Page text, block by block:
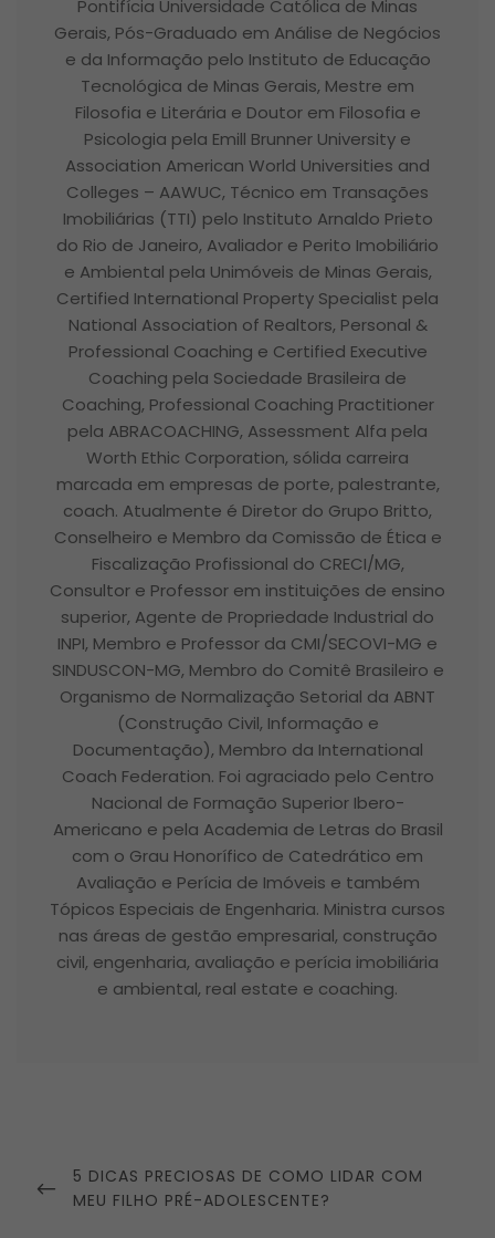
Pontifícia Universidade Católica de Minas
Gerais, Pós-Graduado em Análise de Negócios
e da Informação pelo Instituto de Educação
Tecnológica de Minas Gerais, Mestre em
Filosofia e Literária e Doutor em Filosofia e
Psicologia pela Emill Brunner University e
Association American World Universities and
Colleges – AAWUC, Técnico em Transações
Imobiliárias (TTI) pelo Instituto Arnaldo Prieto
do Rio de Janeiro, Avaliador e Perito Imobiliário
e Ambiental pela Unimóveis de Minas Gerais,
Certified International Property Specialist pela
National Association of Realtors, Personal &
Professional Coaching e Certified Executive
Coaching pela Sociedade Brasileira de
Coaching, Professional Coaching Practitioner
pela ABRACOACHING, Assessment Alfa pela
Worth Ethic Corporation, sólida carreira
marcada em empresas de porte, palestrante,
coach. Atualmente é Diretor do Grupo Britto,
Conselheiro e Membro da Comissão de Ética e
Fiscalização Profissional do CRECI/MG,
Consultor e Professor em instituições de ensino
superior, Agente de Propriedade Industrial do
INPI, Membro e Professor da CMI/SECOVI-MG e
SINDUSCON-MG, Membro do Comitê Brasileiro e
Organismo de Normalização Setorial da ABNT
(Construção Civil, Informação e
Documentação), Membro da International
Coach Federation. Foi agraciado pelo Centro
Nacional de Formação Superior Ibero-
Americano e pela Academia de Letras do Brasil
com o Grau Honorífico de Catedrático em
Avaliação e Perícia de Imóveis e também
Tópicos Especiais de Engenharia. Ministra cursos
nas áreas de gestão empresarial, construção
civil, engenharia, avaliação e perícia imobiliária
e ambiental, real estate e coaching.
Post
PREVIOUS
POST
5 DICAS PRECIOSAS DE COMO LIDAR COM
MEU FILHO PRÉ-ADOLESCENTE?